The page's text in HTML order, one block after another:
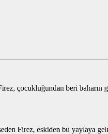
çocukluğundan beri baharın
Firez, eskiden bu yaylaya